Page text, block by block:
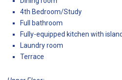
4th Bedroom/Study
Full bathroom
Fully-equipped kitchen with
Laundry room
Terrace